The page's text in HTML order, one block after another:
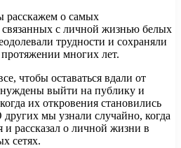
расскажем о самых
с личной жизнью белых
трудности и сохраняли
многих лет.
чтобы оставаться вдали от
выйти на публику и
их откровения становились
мы узнали случайно, когда
и рассказал о личной жизни в
сетях.